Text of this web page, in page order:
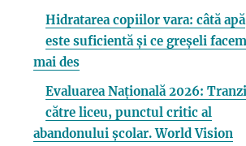
Hidratarea copiilor vara: câtă apă
este suficientă și ce greșeli
mai des
Evaluarea Națională 2026:
către liceu, punctul critic al
abandonului școlar. World Vision